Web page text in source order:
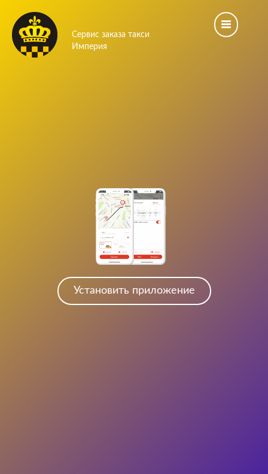
Сервис заказа такси
Империя
Установить приложение